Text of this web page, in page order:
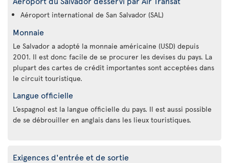
Aéroport international de San Salvador (SAL)
Monnaie
Le Salvador a adopté la monnaie américaine (USD) depuis
2001. Il est donc facile de se procurer les devises du pays. La
plupart des cartes de crédit importantes sont acceptées dans
le circuit touristique.
Langue officielle
L’espagnol est la langue officielle du pays. Il est aussi possible
de se débrouiller en anglais dans les lieux touristiques.
Exigences d'entrée et de sortie